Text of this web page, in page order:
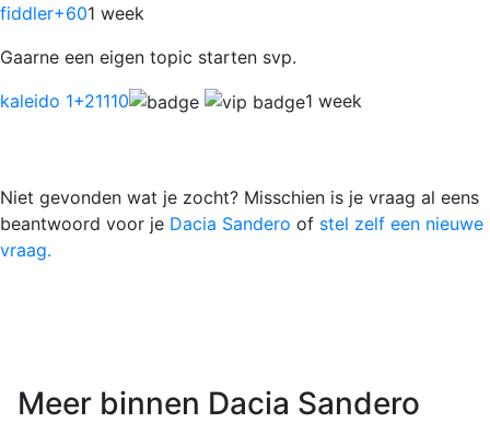
fiddler+601 week
Gaarne een eigen topic starten svp.
kaleido 1+21110 1 week
Niet gevonden wat je zocht? Misschien is je vraag al eens
beantwoord voor je Dacia Sandero of stel zelf een nieuwe
vraag.
Meer binnen Dacia Sandero